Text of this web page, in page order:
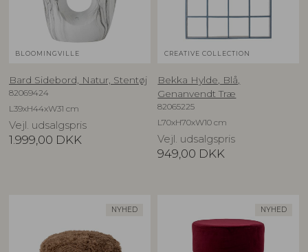
BLOOMINGVILLE
Bard Sidebord, Natur, Stentøj
82069424
L39xH44xW31 cm
Vejl. udsalgspris
1.999,00 DKK
CREATIVE COLLECTION
Bekka Hylde, Blå,
Genanvendt Træ
82065225
L70xH70xW10 cm
Vejl. udsalgspris
949,00 DKK
NYHED NYHED